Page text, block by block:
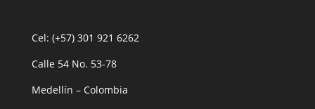
Cel: (+57) 301 921 6262
Calle 54 No. 53-78
Medellín – Colombia